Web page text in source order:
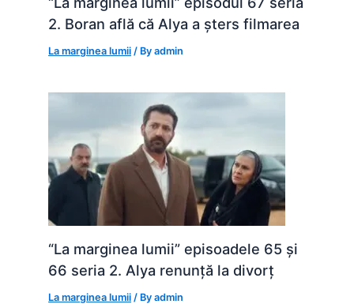
2. Boran află că Alya a șters filmarea
La marginea lumii / Byadmin
“La marginea lumii” episoadele 65 și
66 seria 2. Alya renunță la divorț
La marginea lumii / Byadmin